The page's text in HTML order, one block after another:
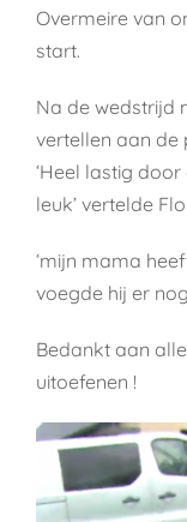
Overmeire van
start.
Na de wedstrijd
vertellen aan de
‘Heel lastig
leuk’ vertelde
‘mijn mama
voegde hij er
Bedankt aan
uitoefenen !